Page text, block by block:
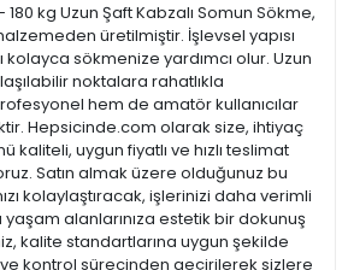
kg Uzun Şaft Kabzalı Somun Sökme,
üretilmiştir. İşlevsel yapısı
sökmenize yardımcı olur. Uzun
noktalara rahatlıkla
hem de amatör kullanıcılar
Hepsicinde.com olarak size, ihtiyaç
kaliteli, uygun fiyatlı ve hızlı teslimat
Satın almak üzere olduğunuz bu
kolaylaştıracak, işlerinizi daha verimli
alanlarınıza estetik bir dokunuş
kalite standartlarına uygun şekilde
kontrol sürecinden geçirilerek sizlere